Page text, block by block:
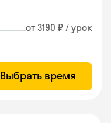
от 3190 ₽ / урок
Выбрать время